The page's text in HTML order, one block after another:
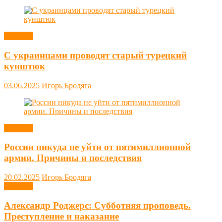
С украинцами проводят старый турецкий
кунштюк
03.06.2025 Игорь Бродяга
России никуда не уйти от пятимиллионной
армии. Причины и последствия
20.02.2025 Игорь Бродяга
Александр Роджерс: Субботняя проповедь.
Преступление и наказание